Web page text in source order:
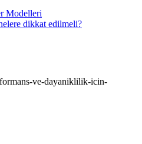
Modelleri
dikkat edilmeli?
ve-dayaniklilik-icin-